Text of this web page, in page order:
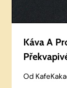
Káva A
Od